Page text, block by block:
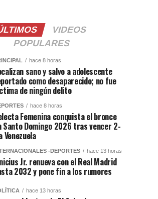
VIDEOS
POPULARES
hace 8 horas
sano y salvo a adolescente
como desaparecido; no fue
de ningún delito
hace 8 horas
Femenina conquista el bronce
Santo Domingo 2026 tras vencer 2-
Venezuela
-DEPORTES hace 13 horas
Jr. renueva con el Real Madrid
2032 y pone fin a los rumores
hace 13 horas